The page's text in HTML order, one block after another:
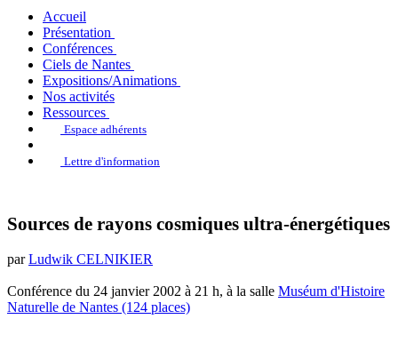
Accueil
Présentation
Conférences
Ciels de Nantes
Expositions/Animations
Nos activités
Ressources
Espace adhérents
Lettre d'information
Sources de rayons cosmiques ultra-énergétiques
parLudwik CELNIKIER
Conférence du 24 janvier 2002 à 21 h, à la salle Muséum d'Histoire
Naturelle de Nantes (124 places)